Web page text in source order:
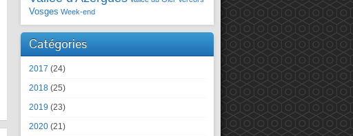
Vosges Week-end
Catégories
2017 (24)
2018 (25)
2019 (23)
2020 (21)